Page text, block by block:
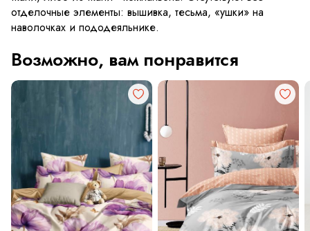
отделочные элементы: вышивка, тесьма, «ушки» на
наволочках и пододеяльнике.
Возможно, вам понравится